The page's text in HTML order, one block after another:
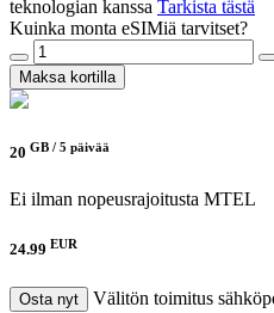
teknologian kanssa Tarkista tästä
Kuinka monta eSIMiä tarvitset?
Maksa kortilla
20 GB / 5 päivää
Ei ilman nopeusrajoitusta MTEL
24.99 EUR
Osta nyt
Välitön toimitus